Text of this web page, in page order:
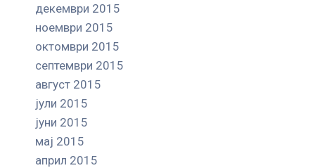
декември 2015
ноември 2015
октомври 2015
септември 2015
август 2015
јули 2015
јуни 2015
мај 2015
април 2015